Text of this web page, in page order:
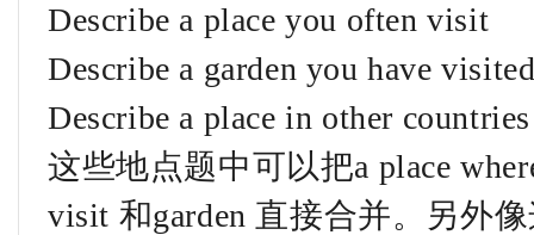
Describe a place you often visit
Describe a garden you have
Describe a place in other
这些地点题中可以把a place
visit 和garden 直接合并。另外